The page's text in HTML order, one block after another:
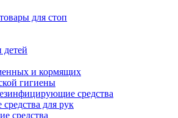
для стоп
и кормящих
гигиены
средства
для рук
средства